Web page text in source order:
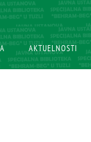
AKTUELNOSTI
AKTUELNOSTI